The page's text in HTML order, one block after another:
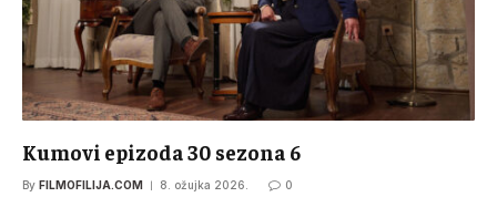
Kumovi epizoda 30 sezona 6
By FILMOFILIJA.COM 8. ožujka 2026. 0